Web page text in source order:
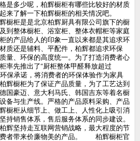
是多少呢，柏辉橱柜有哪些比较好的材质
起来了解一下柏辉橱柜的相关情况吧。
柜是是北京柏辉厨具有限公司旗下的橱
到整体橱柜、浴室柜、整体衣帽柜等家庭
的产品给人的印象一直以来都是其追求环
质还是辅料、平配件，柏辉都追求环保
量、环保的高度统一。为了打造消费者心
率先推出了“厨柜整体甲醛释放超过
保承诺，将消费者的环保体验作为家具
橱柜为了保证产品质量，为了工艺达到
国豪迈、意大利马氏、韩国吉东等着名橱
备与生产线。严格的产品原料采购、产品
橱柜从细节上、做工上、人性化上吸引消
持销售体系，售后服务体系的同步建设。
辉坚持走互联网营销战略，最大程度的节
费者带来价廉物美的产品。 柏辉橱柜官